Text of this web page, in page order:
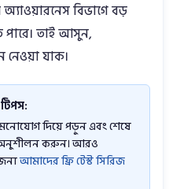
বিভাগে বড়
পারে। তাই আসুন,
নেওয়া যাক।
মনোযোগ দিয়ে পড়ুন এবং শেষে
অনুশীলন করুন। আরও
আমাদের ফ্রি টেস্ট সিরিজ